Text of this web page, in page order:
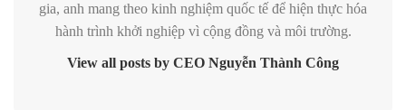
gia, anh mang theo kinh nghiệm quốc tế để hiện thực hóa
hành trình khởi nghiệp vì cộng đồng và môi trường.
View all posts by CEO Nguyễn Thành Công